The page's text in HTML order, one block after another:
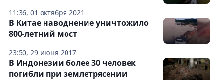
11:36, 01 октября 2021
23:50, 29 июня 2017
В Китае наводнение уничтожило
800-летний мост
В Индонезии более 30 человек
погибли при землетрясении